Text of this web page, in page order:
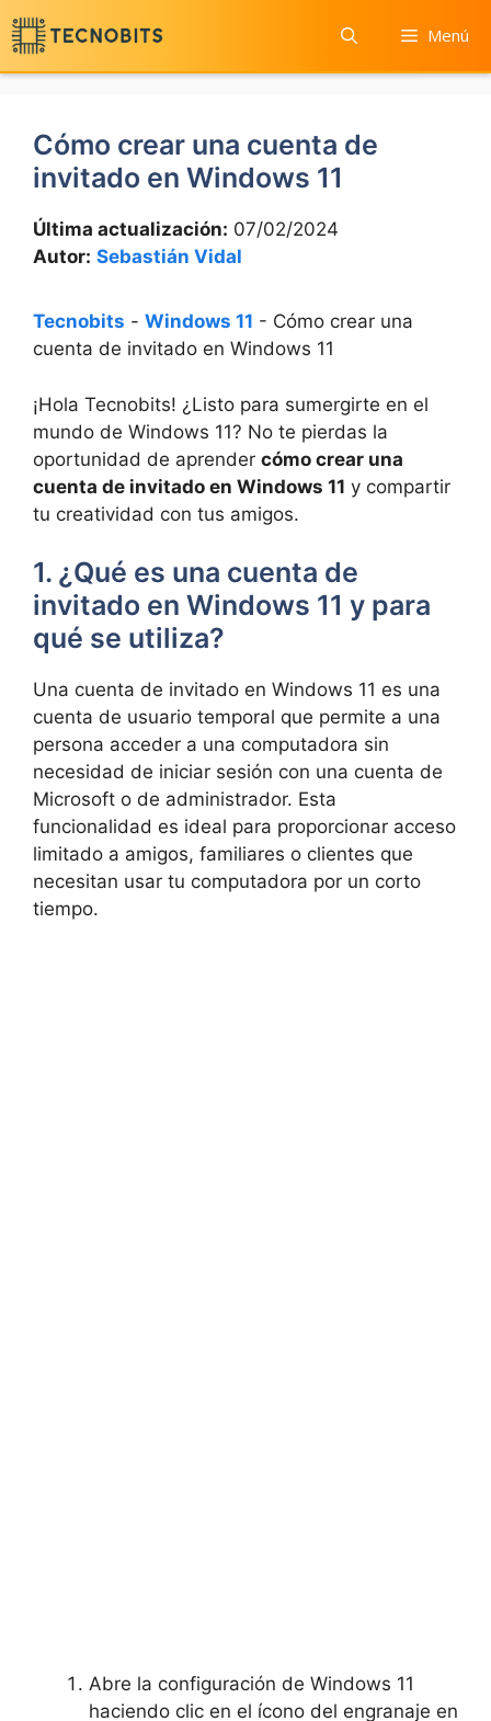
Saltar
al
contenido
Menú
Cómo crear una cuenta de
invitado en Windows 11
Última actualización: 07/02/2024
Autor: Sebastián Vidal
Tecnobits - Windows 11 - Cómo crear una
cuenta de invitado en Windows 11
¡Hola Tecnobits! ¿Listo para sumergirte en el
mundo de Windows 11? No te pierdas la
oportunidad de aprender cómo crear una
cuenta de invitado en Windows 11 y compartir
tu creatividad con tus amigos.
1. ¿Qué es una cuenta de
invitado en Windows 11 y para
qué se utiliza?
Una cuenta de invitado en Windows 11 es una
cuenta de usuario temporal que permite a una
persona acceder a una computadora sin
necesidad de iniciar sesión con una cuenta de
Microsoft o de administrador. Esta
funcionalidad es ideal para proporcionar acceso
limitado a amigos, familiares o clientes que
necesitan usar tu computadora por un corto
tiempo.
Abre la configuración de Windows 11
haciendo clic en el ícono del engranaje en